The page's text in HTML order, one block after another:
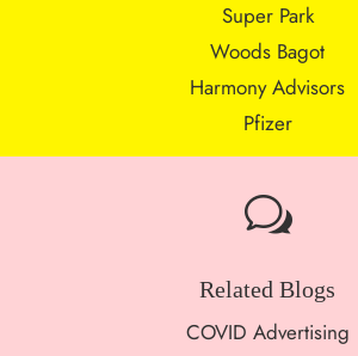
Super Park
Woods Bagot
Harmony Advisors
Pfizer
w
Related Blogs
COVID Advertising